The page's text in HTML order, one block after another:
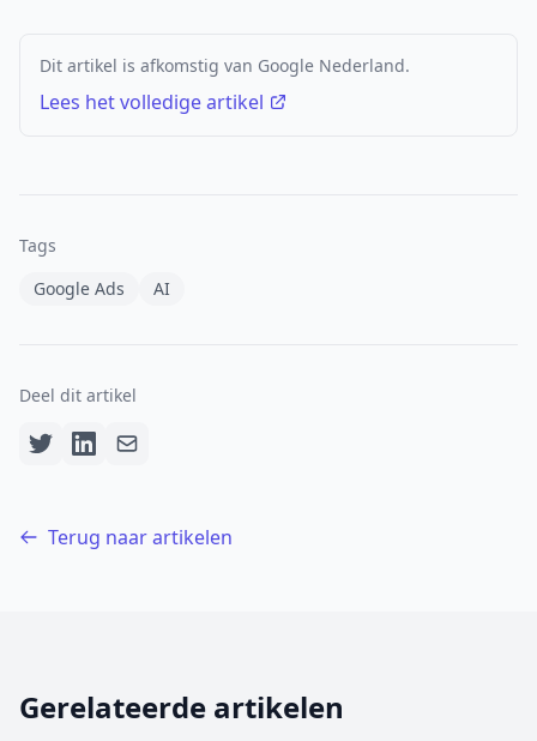
Dit artikel is afkomstig van Google Nederland.
Lees het volledige artikel
Tags
Google Ads
AI
Deel dit artikel
Terug naar artikelen
Gerelateerde artikelen